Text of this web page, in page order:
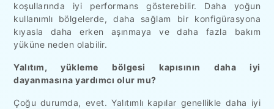
koşullarında iyi performans gösterebilir. Daha yoğun
kullanımlı bölgelerde, daha sağlam bir konfigürasyona
kıyasla daha erken aşınmaya ve daha fazla bakım
yüküne neden olabilir.
Yalıtım, yükleme bölgesi kapısının daha iyi
dayanmasına yardımcı olur mu?
Çoğu durumda, evet. Yalıtımlı kapılar genellikle daha iyi